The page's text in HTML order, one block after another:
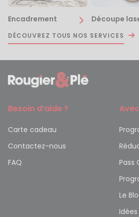
Encadrement Découpe
DÉCOUVREZ TOUS NOS SERVICES
Besoin d’aide ?
Carte cadeau
Contactez-nous
FAQ
Pass
Le